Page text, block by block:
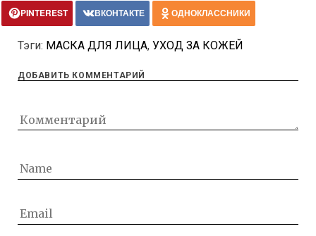
PINTEREST ВКОНТАКТЕ ОДНОКЛАССНИКИ
Тэги: МАСКА ДЛЯ ЛИЦА, УХОД ЗА КОЖЕЙ
ДОБАВИТЬ КОММЕНТАРИЙ